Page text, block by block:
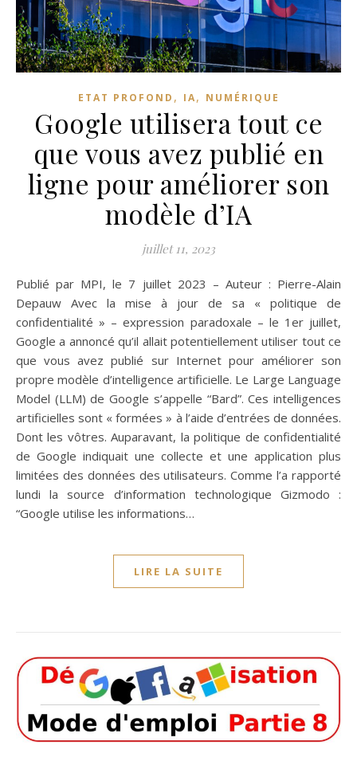
ETAT PROFOND , IA, NUMÉRIQUE
Google utilisera tout ce
que vous avez publié en
ligne pour améliorer son
modèle d’IA
juillet 11, 2023
Publié par MPI, le 7 juillet 2023 – Auteur : Pierre-Alain
Depauw Avec la mise à jour de sa « politique de
confidentialité » – expression paradoxale – le 1er juillet,
Google a annoncé qu’il allait potentiellement utiliser tout ce
que vous avez publié sur Internet pour améliorer son
propre modèle d’intelligence artificielle. Le Large Language
Model (LLM) de Google s’appelle “Bard”. Ces intelligences
artificielles sont « formées » à l’aide d’entrées de données.
Dont les vôtres. Auparavant, la politique de confidentialité
de Google indiquait une collecte et une application plus
limitées des données des utilisateurs. Comme l’a rapporté
lundi la source d’information technologique Gizmodo :
“Google utilise les informations…
LIRE LA SUITE